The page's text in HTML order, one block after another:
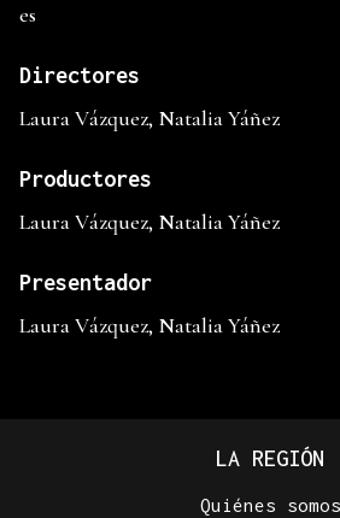
es
Directores
Laura Vázquez, Natalia Yáñez
Productores
Laura Vázquez, Natalia Yáñez
Presentador
Laura Vázquez, Natalia Yáñez
LA REGIÓN
Quiénes somos